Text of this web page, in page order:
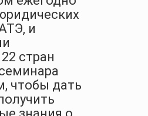
и
стран
чтобы дать